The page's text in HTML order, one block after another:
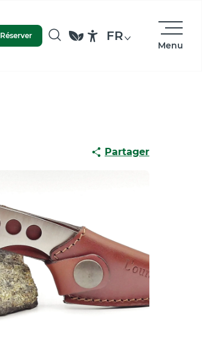
Menu
Réserver
Accessibilité
FR
Partager